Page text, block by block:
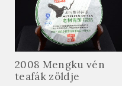
2008 Mengku vén
teafák zöldje